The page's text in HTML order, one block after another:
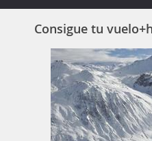
Consigue tu